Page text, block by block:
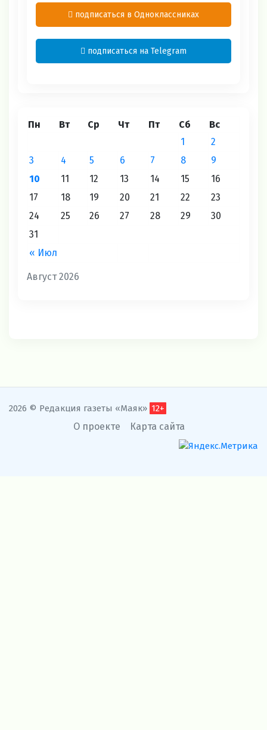
подписаться в Одноклассниках
подписаться на Telegram
Август 2026
Пн Вт Ср Чт Пт Сб Вс
« Июл
1
2
3
4 5 6 7 8
9
10
11 12 13 14 15
16
17
18 19 20 21 22
23
24
25 26 27 28 29
30
31
2026 © Редакция газеты «Маяк» 12+
О проекте Карта сайта